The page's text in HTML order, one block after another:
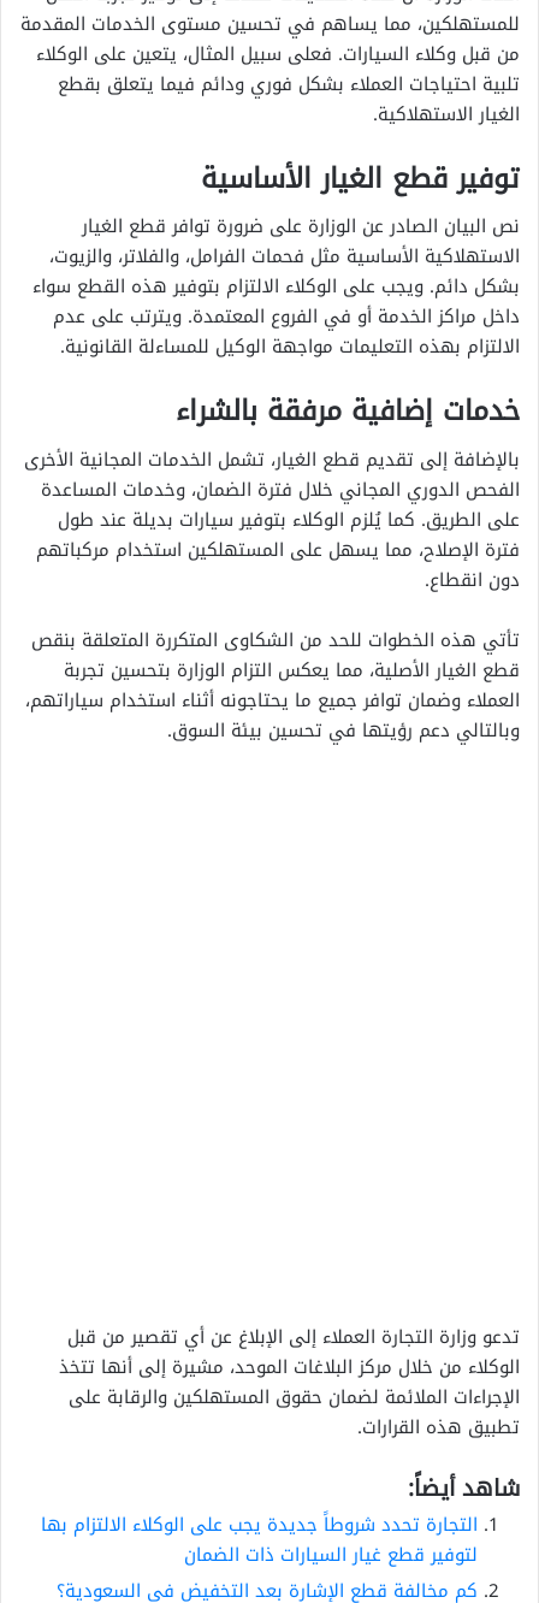
للمستهلكين، مما يساهم في تحسين مستوى الخدمات المقدمة
من قبل وكلاء السيارات. فعلى سبيل المثال، يتعين على الوكلاء
تلبية احتياجات العملاء بشكل فوري ودائم فيما يتعلق بقطع
الغيار الاستهلاكية.
توفير قطع الغيار الأساسية
نص البيان الصادر عن الوزارة على ضرورة توافر قطع الغيار
الاستهلاكية الأساسية مثل فحمات الفرامل، والفلاتر، والزيوت،
بشكل دائم. ويجب على الوكلاء الالتزام بتوفير هذه القطع سواء
داخل مراكز الخدمة أو في الفروع المعتمدة. ويترتب على عدم
الالتزام بهذه التعليمات مواجهة الوكيل للمساءلة القانونية.
خدمات إضافية مرفقة بالشراء
بالإضافة إلى تقديم قطع الغيار، تشمل الخدمات المجانية الأخرى
الفحص الدوري المجاني خلال فترة الضمان، وخدمات المساعدة
على الطريق. كما يُلزم الوكلاء بتوفير سيارات بديلة عند طول
فترة الإصلاح، مما يسهل على المستهلكين استخدام مركباتهم
دون انقطاع.
تأتي هذه الخطوات للحد من الشكاوى المتكررة المتعلقة بنقص
قطع الغيار الأصلية، مما يعكس التزام الوزارة بتحسين تجربة
العملاء وضمان توافر جميع ما يحتاجونه أثناء استخدام سياراتهم،
وبالتالي دعم رؤيتها في تحسين بيئة السوق.
تدعو وزارة التجارة العملاء إلى الإبلاغ عن أي تقصير من قبل
الوكلاء من خلال مركز البلاغات الموحد، مشيرة إلى أنها تتخذ
الإجراءات الملائمة لضمان حقوق المستهلكين والرقابة على
تطبيق هذه القرارات.
شاهد أيضاً:
التجارة تحدد شروطاً جديدة يجب على الوكلاء الالتزام بها
لتوفير قطع غيار السيارات ذات الضمان
كم مخالفة قطع الإشارة بعد التخفيض في السعودية؟